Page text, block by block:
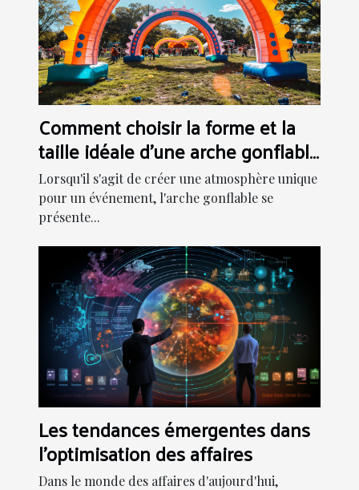
Comment choisir la forme et la
taille idéale d'une arche gonflable
pour votre événement
Lorsqu'il s'agit de créer une atmosphère unique
pour un événement, l'arche gonflable se
présente...
Les tendances émergentes dans
l'optimisation des affaires
Dans le monde des affaires d'aujourd'hui,